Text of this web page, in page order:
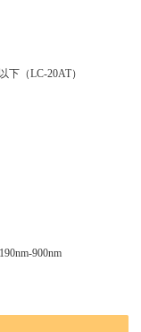
（LC-20AT）
900nm